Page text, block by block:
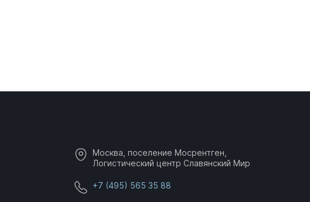
Москва, поселение Мосрентген,
Логистический центр Славянский Мир
+7 (495) 565 35 88